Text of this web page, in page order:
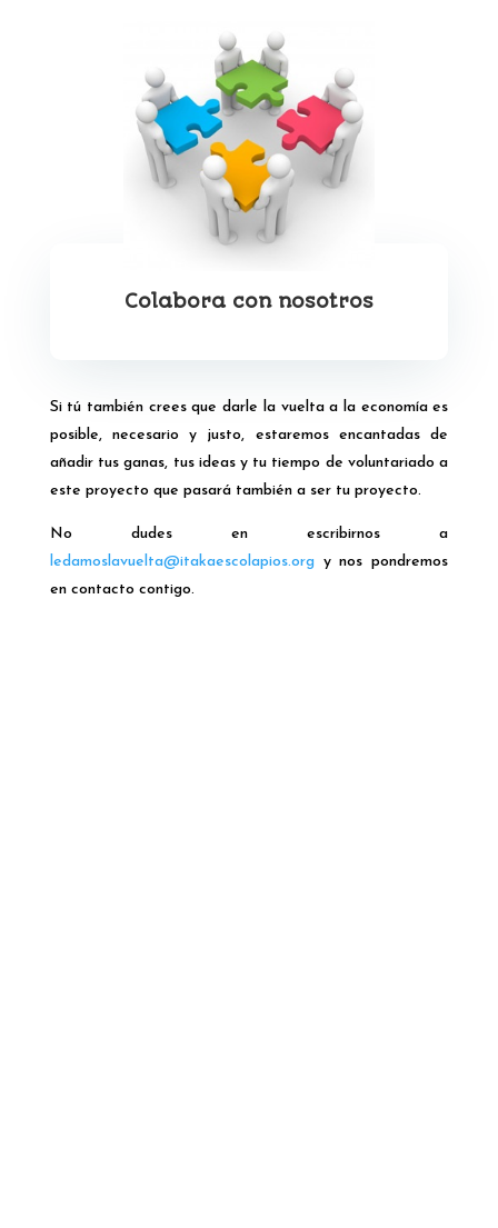
Colabora con nosotros
Si tú también crees que darle la vuelta a la economía es
posible, necesario y justo, estaremos encantadas de
añadir tus ganas, tus ideas y tu tiempo de voluntariado a
este proyecto que pasará también a ser tu proyecto.
No dudes en escribirnos a
ledamoslavuelta@itakaescolapios.orgy nos pondremos
en contacto contigo.